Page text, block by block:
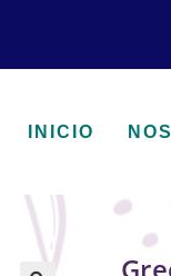
INICIO